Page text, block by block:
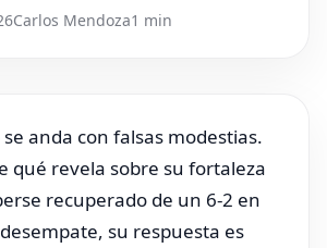
Carlos Mendoza1 min
anda con falsas modestias.
qué revela sobre su fortaleza
recuperado de un 6-2 en
su respuesta es